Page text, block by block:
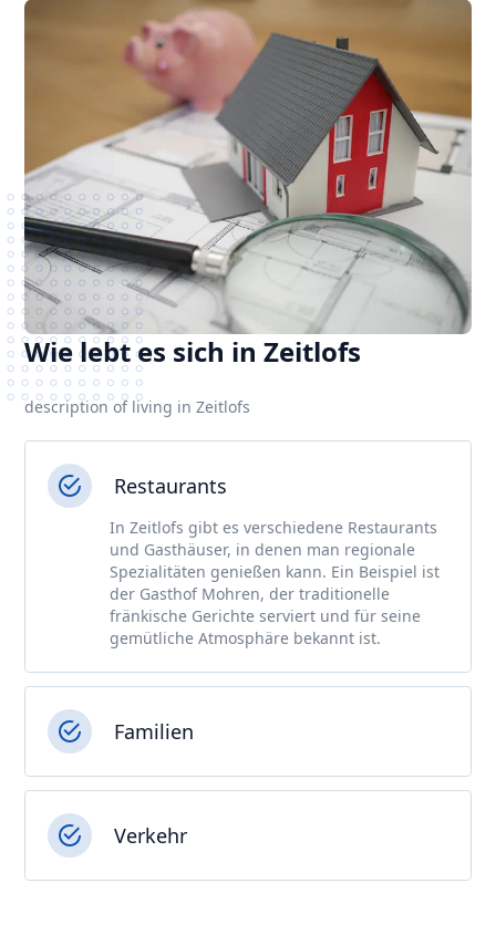
Wie lebt es sich in Zeitlofs
description of living in Zeitlofs
Restaurants
In Zeitlofs gibt es verschiedene Restaurants
und Gasthäuser, in denen man regionale
Spezialitäten genießen kann. Ein Beispiel ist
der Gasthof Mohren, der traditionelle
fränkische Gerichte serviert und für seine
gemütliche Atmosphäre bekannt ist.
Familien
Verkehr